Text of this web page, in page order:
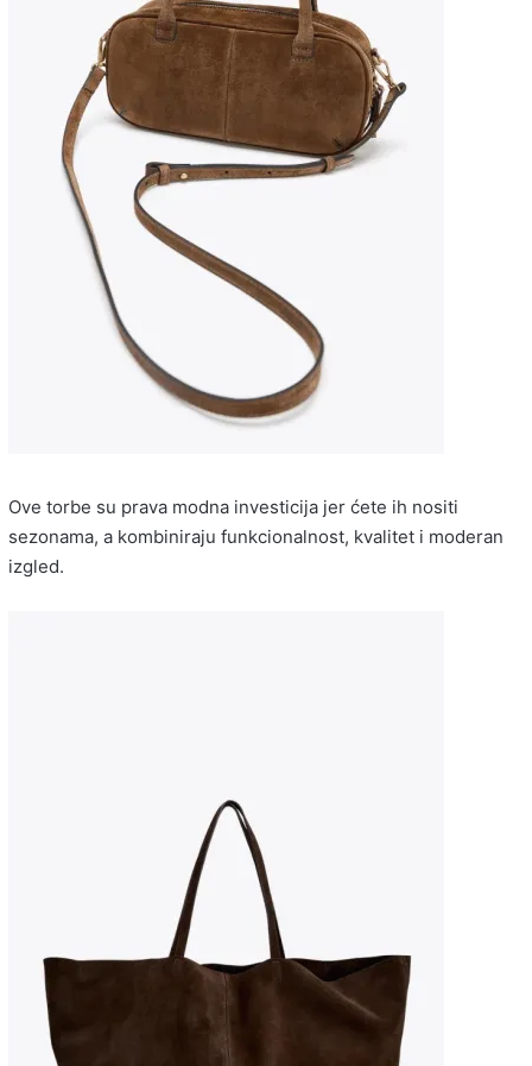
Ove torbe su prava modna investicija jer ćete ih nositi
sezonama, a kombiniraju funkcionalnost, kvalitet i moderan
izgled.